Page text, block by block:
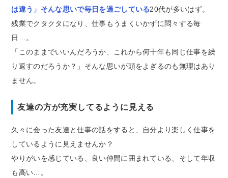
は違う」そんな思いで毎日を過ごしている20代が多いはず。
残業でクタクタになり、仕事もうまくいかずに悶々する毎
日…。
「このままでいいんだろうか、これから何十年も同じ仕事を繰
り返すのだろうか？」そんな思いが頭をよぎるのも無理はあり
ません。
友達の方が充実してるように見える
久々に会った友達と仕事の話をすると、自分より楽しく仕事を
しているように見えませんか？
やりがいを感じている、良い仲間に囲まれている、そして年収
も高い…。